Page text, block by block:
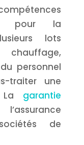
pour la
lots
chauffage,
personnel
traiter une
La garantie
de